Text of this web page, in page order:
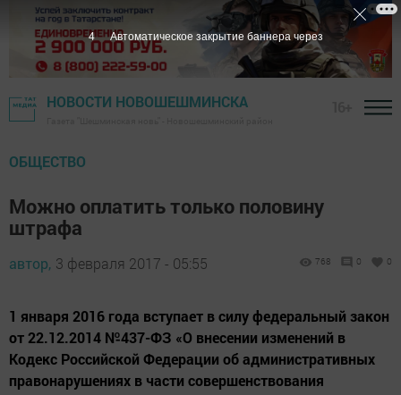
НОВОСТИ НОВОШЕШМИНСКА
ОБЩЕСТВО
Можно оплатить только половину
штрафа
автор, 3 февраля 2017 - 05:55 768 0 0
1 января 2016 года вступает в силу федеральный закон
от 22.12.2014 №437-ФЗ «О внесении изменений в
Кодекс Российской Федерации об административных
правонарушениях в части совершенствования
3 Автоматическое закрытие баннера через